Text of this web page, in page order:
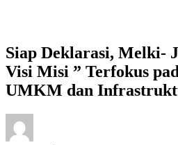
Siap Deklarasi, Melki-
Visi Misi ” Terfokus
UMKM dan